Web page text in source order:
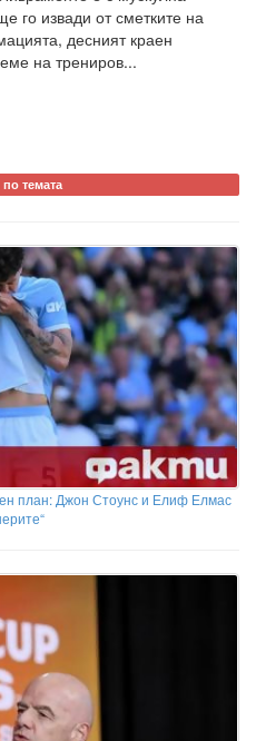
го извади от сметките на
десният краен
на трениров...
темата
план: Джон Стоунс и Елиф Елмас